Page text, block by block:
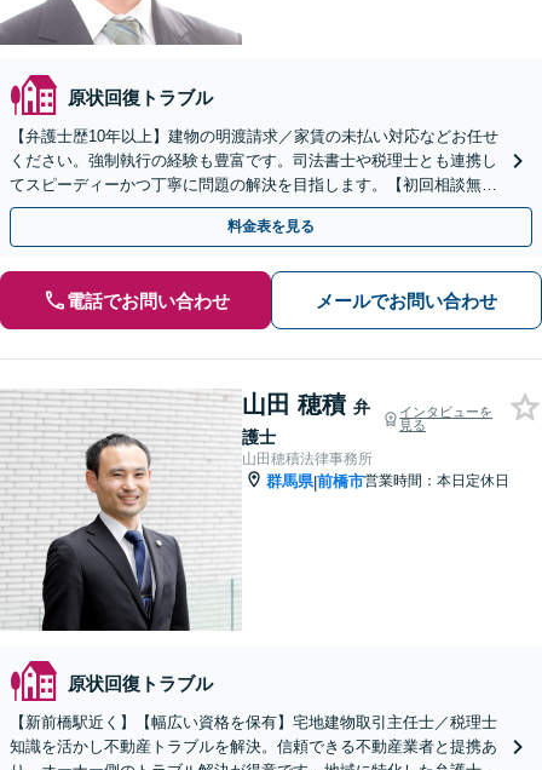
原状回復トラブル
【弁護士歴10年以上】建物の明渡請求／家賃の未払い対応などお任せ
ください。強制執行の経験も豊富です。司法書士や税理士とも連携し
てスピーディーかつ丁寧に問題の解決を目指します。【初回相談無
料】【電話相談可】
料金表を見る
電話でお問い合わせ メールでお問い合わせ
山田 穂積 弁
護士
インタビューを
見る
山田穂積法律事務所
群馬県|前橋市営業時間：本日定休日
原状回復トラブル
【新前橋駅近く】【幅広い資格を保有】宅地建物取引主任士／税理士
知識を活かし不動産トラブルを解決。信頼できる不動産業者と提携あ